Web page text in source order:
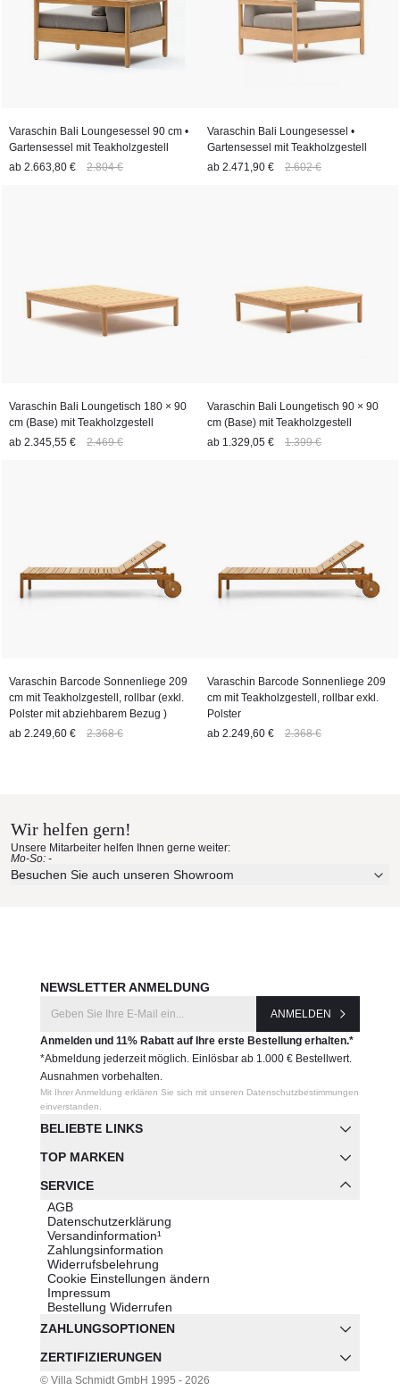
Varaschin Bali Loungesessel 90 cm •
Gartensessel mit Teakholzgestell
ab 2.663,80 € 2.804 €
Varaschin Bali Loungesessel •
Gartensessel mit Teakholzgestell
ab 2.471,90 € 2.602 €
Varaschin Bali Loungetisch 180 × 90
cm (Base) mit Teakholzgestell
ab 2.345,55 € 2.469 €
Varaschin Bali Loungetisch 90 × 90
cm (Base) mit Teakholzgestell
ab 1.329,05 € 1.399 €
Varaschin Barcode Sonnenliege 209
cm mit Teakholzgestell, rollbar (exkl.
Polster mit abziehbarem Bezug )
ab 2.249,60 € 2.368 €
Varaschin Barcode Sonnenliege 209
cm mit Teakholzgestell, rollbar exkl.
Polster
ab 2.249,60 € 2.368 €
Wir helfen gern!
Unsere Mitarbeiter helfen Ihnen gerne weiter:
Mo-So: -
Besuchen Sie auch unseren Showroom
BELIEBTE LINKS
TOP MARKEN
SERVICE
AGB
Datenschutzerklärung
Versandinformation¹
Zahlungsinformation
Widerrufsbelehrung
Cookie Einstellungen ändern
Impressum
Bestellung Widerrufen
NEWSLETTER ANMELDUNG
ANMELDEN
Anmelden und 11% Rabatt auf Ihre erste Bestellung erhalten.*
*Abmeldung jederzeit möglich. Einlösbar ab 1.000 € Bestellwert.
Ausnahmen vorbehalten.
Mit Ihrer Anmeldung erklären Sie sich mit unseren Datenschutzbestimmungen
einverstanden.
ZAHLUNGSOPTIONEN
ZERTIFIZIERUNGEN
© Villa Schmidt GmbH 1995 - 2026